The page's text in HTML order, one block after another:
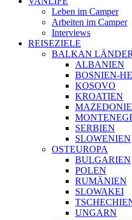
Leben im Camper
Arbeiten im Camper
Interviews
REISEZIELE
BALKAN LÄNDER
ALBANIEN
BOSNIEN-
KOSOVO
KROATIEN
SERBIEN
SLOWENIEN
OSTEUROPA
BULGARIEN
POLEN
RUMÄNIEN
SLOWAKEI
UNGARN